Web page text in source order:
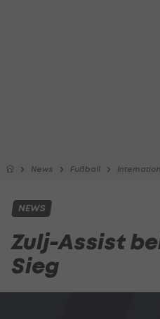
News Fußball
NEWS
Zulj-Assist
Sieg